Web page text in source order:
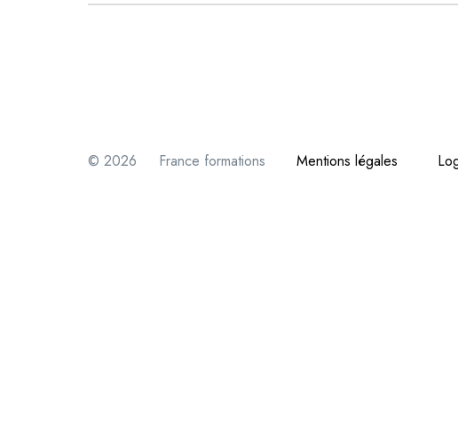
© 2026 France formations Mentions légales